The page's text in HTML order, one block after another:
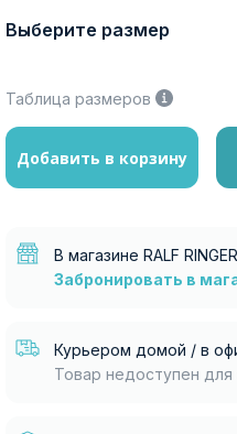
Выберите размер
Таблица размеров
Добавить в корзину
В магазине RALF RINGER
Забронировать в
Курьером домой / в
Товар недоступен для